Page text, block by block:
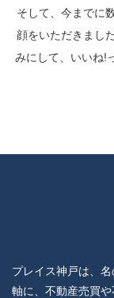
そして、今までに
顔をいただきました
みにして、 いいね!
プレイス神戸は、
軸に、不動産売買や